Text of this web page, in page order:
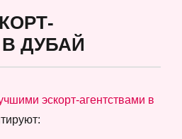
ДУБАЙ
эскорт-агентствами в